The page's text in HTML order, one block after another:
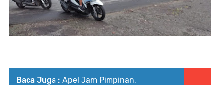
Baca Juga : Apel Jam Pimpinan,